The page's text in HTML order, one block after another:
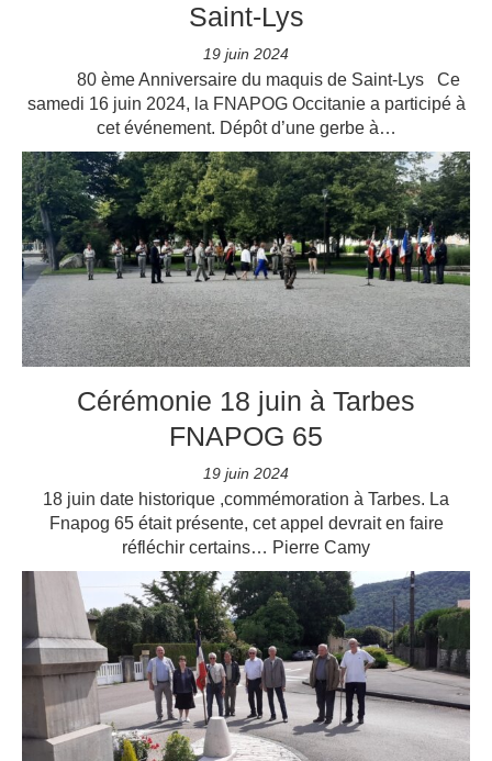
Saint-Lys
19 juin 2024
80 ème Anniversaire du maquis de Saint-Lys Ce
samedi 16 juin 2024, la FNAPOG Occitanie a participé à
cet événement. Dépôt d’une gerbe à…
Cérémonie 18 juin à Tarbes
FNAPOG 65
19 juin 2024
18 juin date historique ,commémoration à Tarbes. La
Fnapog 65 était présente, cet appel devrait en faire
réfléchir certains… Pierre Camy